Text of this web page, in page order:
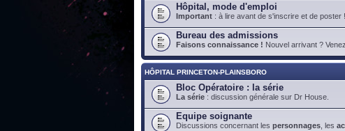
Hôpital, mode d'emploi
Important : à lire avant de s'inscrire et de poster !
Bureau des admissions
Faisons connaissance ! Nouvel arrivant ?
HÔPITAL PRINCETON-PLAINSBORO
Bloc Opératoire : la série
La série : discussion générale sur Dr House.
Equipe soignante
Discussions concernant les personnages , les